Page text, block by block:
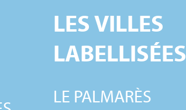
LES VILLES
LABELLISÉES
LE PALMARÈS